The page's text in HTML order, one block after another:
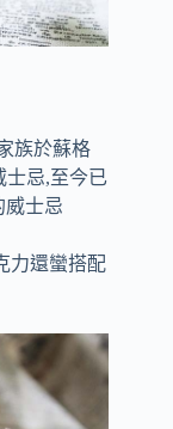
族於蘇格
士忌,至今已
威士忌
力還蠻搭配